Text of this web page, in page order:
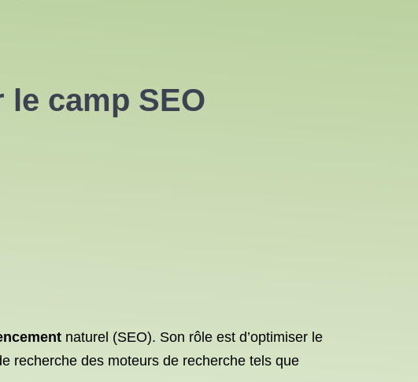
camp SEO
naturel (SEO). Son rôle est d’optimiser le
recherche des moteurs de recherche tels que